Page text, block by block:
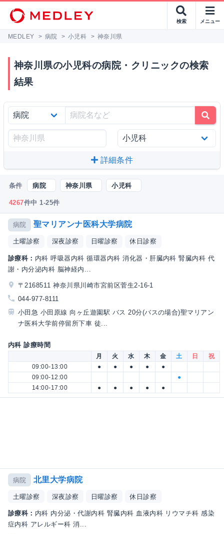
検索 メニュー
MEDLEY > 病院 > 小児科 > 神奈川県
神奈川県の小児科の病院・クリニックの検索
結果
詳細条件
条件 病院 神奈川県 小児科
4267件中 1-25件
病院 聖マリアンナ医科大学病院
土曜診察 深夜診察 日曜診察 休日診察
診療科： 内科 呼吸器内科 循環器内科 消化器・肝臓内科 腎臓内科 代
謝・内分泌内科 脳神経内...
〒2168511 神奈川県川崎市宮前区菅生2-16-1
044-977-8111
小田急 小田原線 向ヶ丘遊園駅 バス 20分(バスの場合)聖マリアン
ナ医科大学前停留所下車 徒...
内科 診療時間
月 火 水 木 金 土 日
祝
09:00-13:00
● ● ● ●
●
09:00-12:00
●
14:00-17:00
● ● ● ● ●
病院 北里大学病院
土曜診察 深夜診察 日曜診察 休日診察
診療科： 内科 内分泌・代謝内科 腎臓内科 血液内科 リウマチ科 感染
症内科 アレルギー科 消...